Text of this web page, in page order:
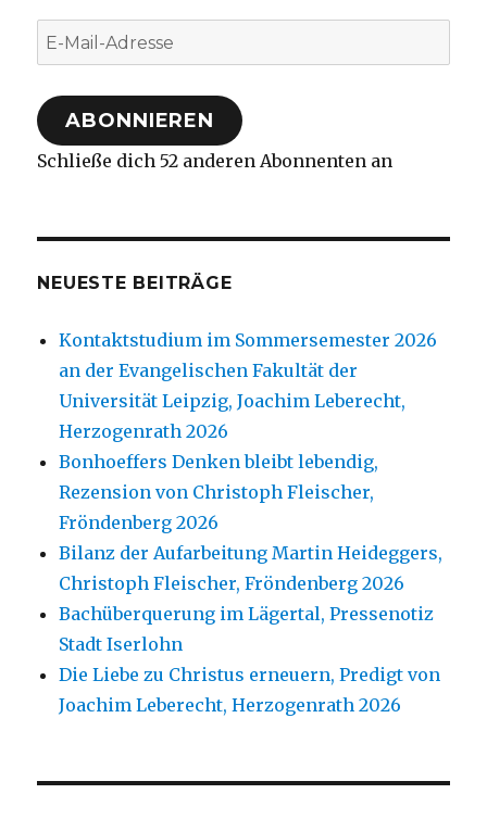
E-
Mail-
Adresse
ABONNIEREN
Schließe dich 52 anderen Abonnenten an
NEUESTE BEITRÄGE
Kontaktstudium im Sommersemester 2026
an der Evangelischen Fakultät der
Universität Leipzig, Joachim Leberecht,
Herzogenrath 2026
Bonhoeffers Denken bleibt lebendig,
Rezension von Christoph Fleischer,
Fröndenberg 2026
Bilanz der Aufarbeitung Martin Heideggers,
Christoph Fleischer, Fröndenberg 2026
Bachüberquerung im Lägertal, Pressenotiz
Stadt Iserlohn
Die Liebe zu Christus erneuern, Predigt von
Joachim Leberecht, Herzogenrath 2026